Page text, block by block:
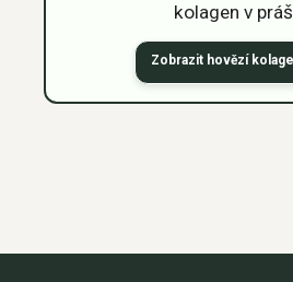
kolagen v
Zobrazit hovězí